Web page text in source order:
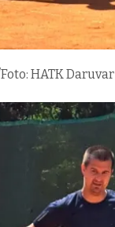
HATK Daruvar